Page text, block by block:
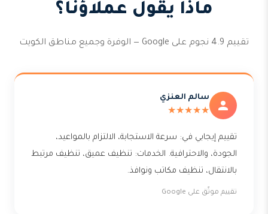
ماذا يقول عملاؤنا؟
تقييم 4.9 نجوم على Google — الوفرة وجميع مناطق الكويت
سالم العنزي
★★★★★
تقييم إيجابي في: سرعة الاستجابة، الالتزام بالمواعيد،
الجودة، والاحترافية. الخدمات: تنظيف عميق، تنظيف مرتبط
بالانتقال، تنظيف مكاتب ونوافذ.
تقييم موثّق على Google